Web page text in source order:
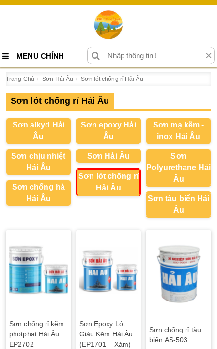
MENU CHÍNH ×
Trang Chủ Sơn Hải Âu Sơn lót chống rỉ Hải Âu
Sơn lót chống rỉ Hải Âu
Sơn alkyd Hải
Âu
Sơn chịu nhiệt
Hải Âu
Sơn chống hà
Hải Âu
Sơn epoxy Hải
Âu
Sơn Hải Âu
Sơn lót chống rỉ
Hải Âu
Sơn mạ kẽm -
inox Hải Âu
Sơn
Polyurethane Hải
Âu
Sơn tàu biển Hải
Âu
Sơn chống rỉ kẽm
photphat Hải Âu
EP2702
Sơn Epoxy Lót
Giàu Kẽm Hải Âu
(EP1701 – Xám)
Sơn chống rỉ tàu
biển AS-503